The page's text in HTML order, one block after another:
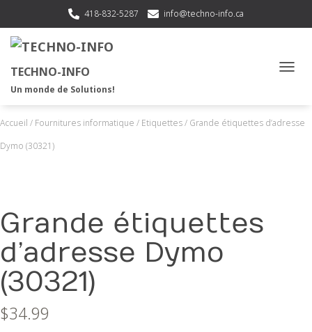
418-832-5287 info@techno-info.ca
TECHNO-INFO
Un monde de Solutions!
Accueil / Fournitures informatique / Etiquettes/ Grande étiquettes d’adresse
Dymo (30321)
Grande étiquettes
d’adresse Dymo
(30321)
$34.99